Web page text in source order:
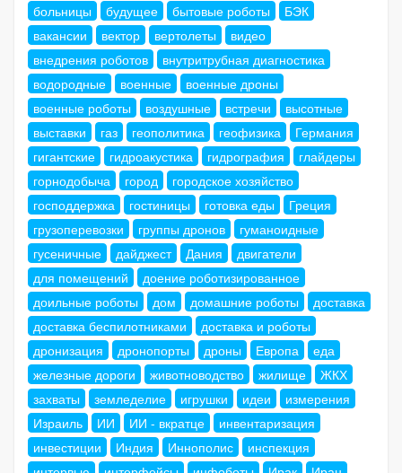
больницы
будущее бытовые роботы
БЭК
вакансии
вектор вертолеты
видео
внедрения роботов
внутритрубная диагностика
водородные
военные
военные дроны
военные роботы
воздушные встречи
высотные
выставки
газ геополитика геофизика
Германия
гигантские
гидроакустика гидрография
глайдеры
горнодобыча
город
городское хозяйство
господдержка
гостиницы готовка еды
Греция
грузоперевозки
группы дронов
гуманоидные
гусеничные
дайджест Дания
двигатели
для помещений
доение роботизированное
доильные роботы
дом домашние роботы
доставка
доставка беспилотниками
доставка и роботы
дронизация
дронопорты дроны Европа
еда
железные дороги
животноводство жилище
ЖКХ
захваты
земледелие игрушки идеи
измерения
Израиль
ИИ ИИ - вкратце
инвентаризация
инвестиции
Индия Иннополис
инспекция